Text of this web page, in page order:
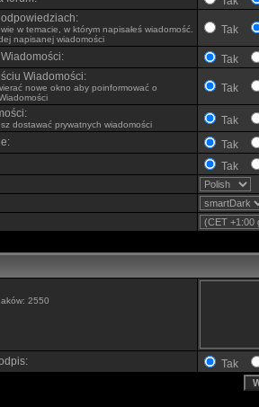
w temacie, w którym napisałeś wiadomość.
napisanej wiadomości
Tak
Tak
Wiadomości:
nowe okno aby poinformować o
Tak
dostawać prywatnych wiadomości
Tak
Tak
Tak
2550
Tak